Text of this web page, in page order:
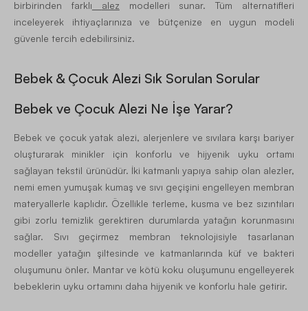
birbirinden farklı
alez modelleri sunar. Tüm alternatifleri
inceleyerek ihtiyaçlarınıza ve bütçenize en uygun modeli
güvenle tercih edebilirsiniz.
Bebek & Çocuk Alezi Sık Sorulan Sorular
Bebek ve Çocuk Alezi Ne İşe Yarar?
Bebek ve çocuk yatak alezi, alerjenlere ve sıvılara karşı bariyer
oluşturarak minikler için konforlu ve hijyenik uyku ortamı
sağlayan tekstil ürünüdür. İki katmanlı yapıya sahip olan alezler,
nemi emen yumuşak kumaş ve sıvı geçişini engelleyen membran
materyallerle kaplıdır. Özellikle terleme, kusma ve bez sızıntıları
gibi zorlu temizlik gerektiren durumlarda yatağın korunmasını
sağlar. Sıvı geçirmez membran teknolojisiyle tasarlanan
modeller yatağın şiltesinde ve katmanlarında küf ve bakteri
oluşumunu önler. Mantar ve kötü koku oluşumunu engelleyerek
bebeklerin uyku ortamını daha hijyenik ve konforlu hale getirir.